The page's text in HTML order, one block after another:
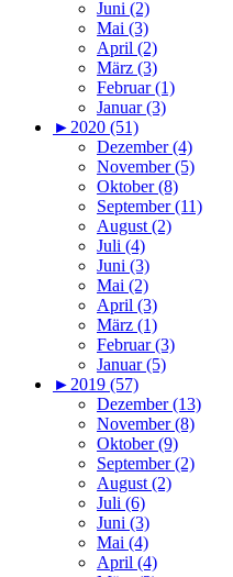
Juni (2)
Mai (3)
April (2)
März (3)
Februar (1)
Januar (3)
► 2020 (51)
Dezember (4)
November (5)
Oktober (8)
September (11)
August (2)
Juli (4)
Juni (3)
Mai (2)
April (3)
März (1)
Februar (3)
Januar (5)
► 2019 (57)
Dezember (13)
November (8)
Oktober (9)
September (2)
August (2)
Juli (6)
Juni (3)
Mai (4)
April (4)